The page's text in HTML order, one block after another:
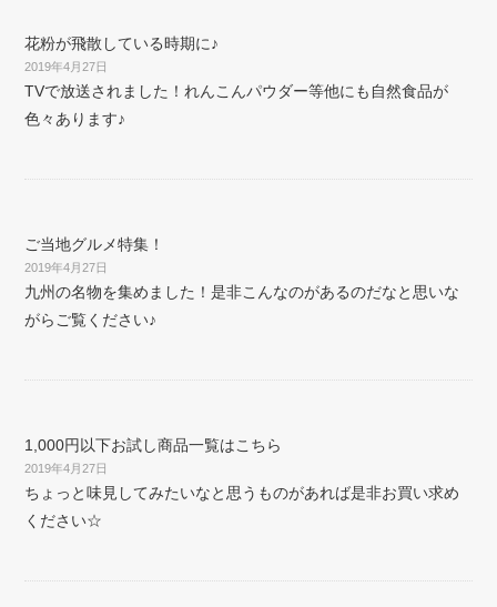
花粉が飛散している時期に♪
2019年4月27日
TVで放送されました！れんこんパウダー等他にも自然食品が
色々あります♪
ご当地グルメ特集！
2019年4月27日
九州の名物を集めました！是非こんなのがあるのだなと思いな
がらご覧ください♪
1,000円以下お試し商品一覧はこちら
2019年4月27日
ちょっと味見してみたいなと思うものがあれば是非お買い求め
ください☆